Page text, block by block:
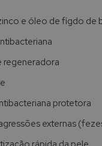
e óleo de fígdo de
regeneradora
protetora
externas